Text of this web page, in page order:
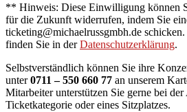
** Hinweis: Diese Einwilligung können
für die Zukunft widerrufen, indem Sie
ticketing@michaelrussgmbh.de
finden Sie in derDatenschutzerklärung.
Selbstverständlich können Sie ihre
unter0711 – 550 660 77 an unserem
Mitarbeiter unterstützen Sie gerne bei
Ticketkategorie oder eines Sitzplatzes.